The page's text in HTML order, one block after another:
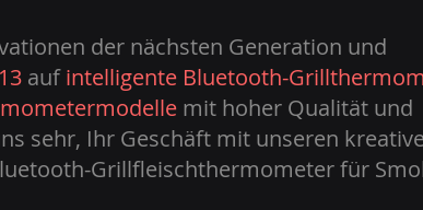
der nächsten Generation und
aufintelligente Bluetooth-
mit hoher Qualität und
sehr, Ihr Geschäft mit unseren
Grillfleischthermometer für